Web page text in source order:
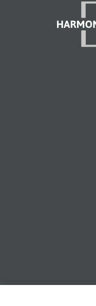
© 2021 HARMONIE